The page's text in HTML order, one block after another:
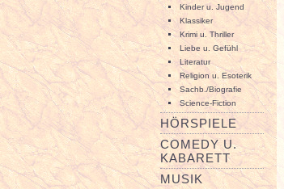
Kinder u. Jugend
Klassiker
Krimi u. Thriller
Liebe u. Gefühl
Literatur
Religion u. Esoterik
Sachb./Biografie
Science-Fiction
HÖRSPIELE
COMEDY U.
KABARETT
MUSIK